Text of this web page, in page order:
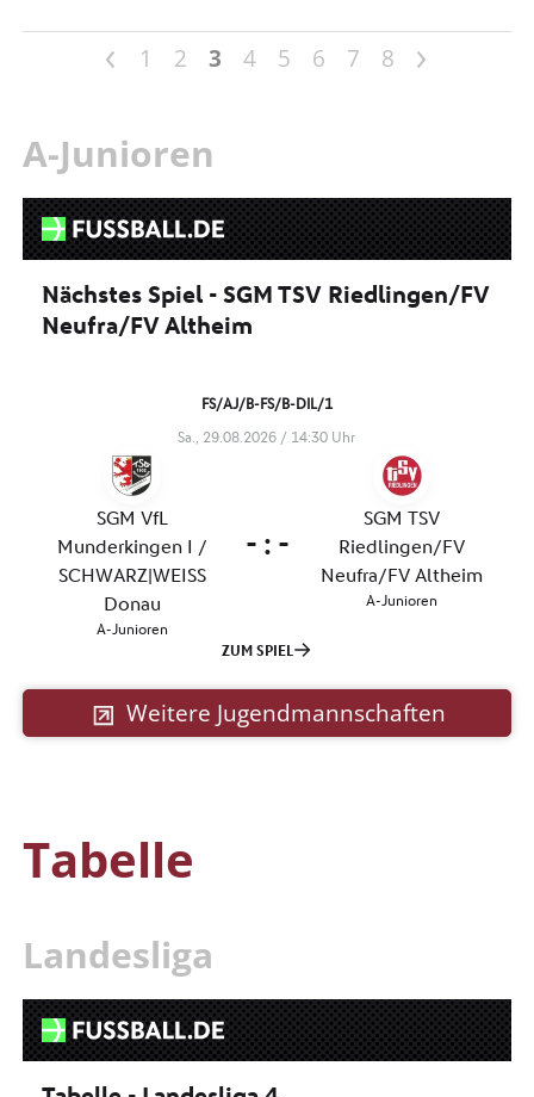
< 1 2 3 4 5 6 7 8 >
A-Junioren
Weitere Jugendmannschaften
Tabelle
Landesliga